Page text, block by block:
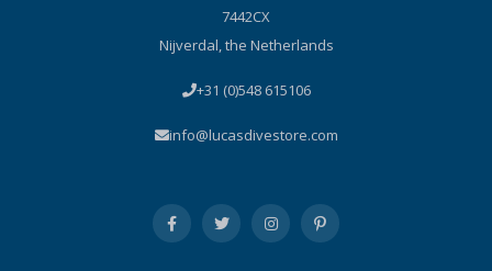
7442CX
Nijverdal, the Netherlands
+31 (0)548 615106
info@lucasdivestore.com